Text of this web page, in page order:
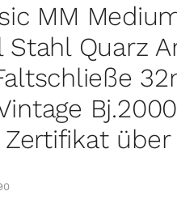
MM
Stahl Quarz
Vintage
über